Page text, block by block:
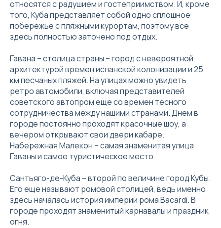
относятся с радушием и гостеприимством. И, кроме
того, Куба представляет собой одно сплошное
побережье с пляжными курортам, поэтому все
здесь полностью заточено под отдых.
Гавана – столица страны – город с невероятной
архитектурой времен испанской колонизации и 25
км песчаных пляжей. На улицах можно увидеть
ретро автомобили, включая представителей
советского автопром еще со времен тесного
сотрудничества между нашими странами. Днем в
городе постоянно проходят красочные шоу, а
вечером открывают свои двери кабаре.
Набережная Малекон – самая знаменитая улица
Гаваны и самое туристическое место.
Сантьяго-де-Куба – второй по величине город Кубы.
Его еще называют ромовой столицей, ведь именно
здесь началаcь история империи рома Bacardi. В
городе проходят знаменитый карнавалы и праздник
огня.